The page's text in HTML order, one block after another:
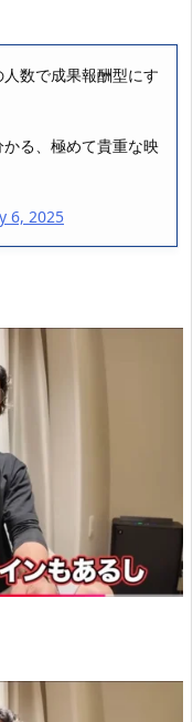
数で成果報酬型にす
る、極めて貴重な映
6, 2025